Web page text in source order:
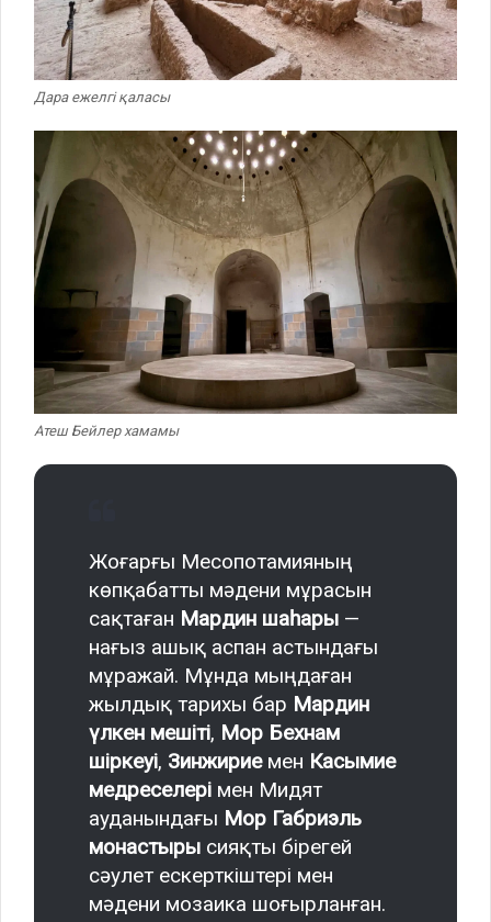
Дара ежелгі қаласы
Атеш Бейлер хамамы
Жоғарғы Месопотамияның
көпқабатты мәдени мұрасын
сақтаған Мардин шаһары —
нағыз ашық аспан астындағы
мұражай. Мұнда мыңдаған
жылдық тарихы бар Мардин
үлкен мешіті, Мор Бехнам
шіркеуі, Зинжирие мен Касымие
медреселері мен Мидят
ауданындағы Мор Габриэль
монастыры сияқты бірегей
сәулет ескерткіштері мен
мәдени мозаика шоғырланған.